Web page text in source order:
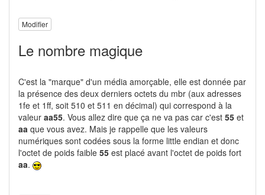
Modifier
Le nombre magique
C'est la "marque" d'un média amorçable, elle est donnée par
la présence des deux derniers octets du mbr (aux adresses
1fe et 1ff, soit 510 et 511 en décimal) qui correspond à la
valeur aa55. Vous allez dire que ça ne va pas car c'est 55 et
aa que vous avez. Mais je rappelle que les valeurs
numériques sont codées sous la forme little endian et donc
l'octet de poids faible 55 est placé avant l'octet de poids fort
aa.